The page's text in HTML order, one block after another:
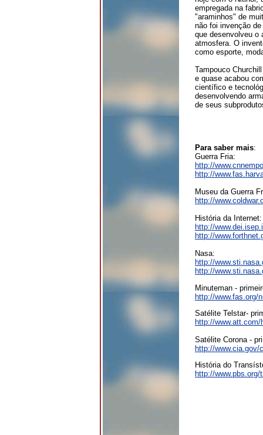
empregada na
"araminhos" de
não foi invenção
que desenvolveu o
atmosfera. O
como esporte,
Tampouco
e quase acabou
científico e
desenvolvendo
de seus
Para saber mais:
Guerra Fria:
http://
http://
Museu da Guerra
http://
História da Internet:
http://
http://
Nasa:
http://
http://
Minuteman -
http://www.fas.org/
Satélite Telstar-
http://
Satélite Corona -
http://
História do
http://